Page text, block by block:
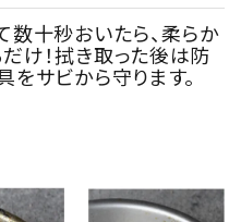
数十秒おいたら、柔らか
け！拭き取った後は防
サビから守ります。